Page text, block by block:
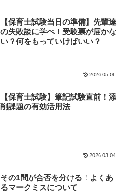
【保育士試験当日の準備】先輩達
の失敗談に学べ！受験票が届かな
い？何をもっていけばいい？
2026.05.08
【保育士試験】筆記試験直前！添
削課題の有効活用法
2026.03.04
その1問が合否を分ける！よくあ
るマークミスについて